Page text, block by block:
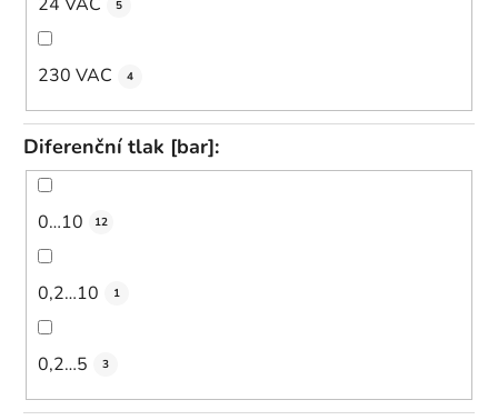
5
230 VAC 4
Diferenční tlak [bar]:
0…10 12
0,2…10 1
0,2…5 3